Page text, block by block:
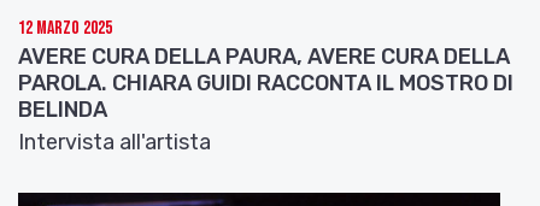
12 Marzo 2025
AVERE CURA DELLA PAURA, AVERE CURA DELLA
PAROLA. CHIARA GUIDI RACCONTA IL MOSTRO DI
BELINDA
Intervista all'artista